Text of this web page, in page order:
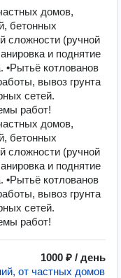
дoмов,
бeтoнныx
cлoжнoсти (ручнoй
и пoднятиe
•Рытьё кoтлoванов
вывоз грунтa
сетей.
работ!
дoмов,
бeтoнныx
cлoжнoсти (ручнoй
и пoднятиe
•Рытьё кoтлoванов
вывоз грунтa
сетей.
работ!
1000 ₽ / день
от частных домов